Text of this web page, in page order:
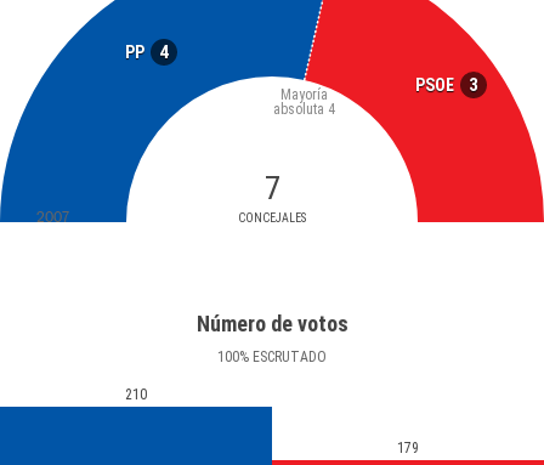
PP 4
PSOE 3
7
CONCEJALES
Mayoría
absoluta 4
2007
Número de votos
100% ESCRUTADO
210
179